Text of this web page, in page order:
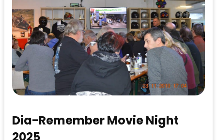
Dia-Remember Movie Night
2025